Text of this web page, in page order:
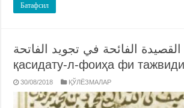
Батафсил
القصيدة الفائحة في تجويد الفاتحة (Ал-
қасидату-л-фоиҳа фи
30/08/2018 ҚЎЛЁЗМАЛАР